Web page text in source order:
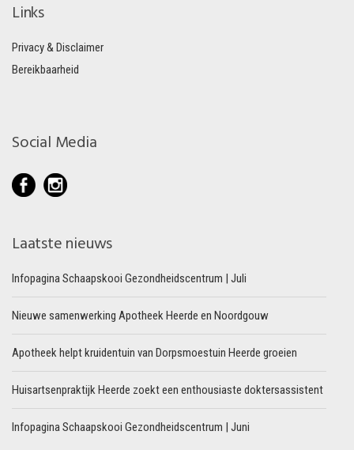
Links
Privacy & Disclaimer
Bereikbaarheid
Social Media
Laatste nieuws
Infopagina Schaapskooi Gezondheidscentrum | Juli
Nieuwe samenwerking Apotheek Heerde en Noordgouw
Apotheek helpt kruidentuin van Dorpsmoestuin Heerde groeien
Huisartsenpraktijk Heerde zoekt een enthousiaste doktersassistent
Infopagina Schaapskooi Gezondheidscentrum | Juni